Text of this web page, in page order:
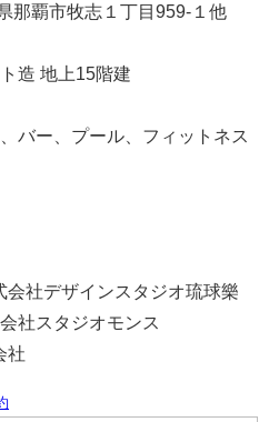
那覇市牧志１丁目959-１他
造 地上15階建
バー、プール、フィットネス
社デザインスタジオ琉球樂
社スタジオモンス
社